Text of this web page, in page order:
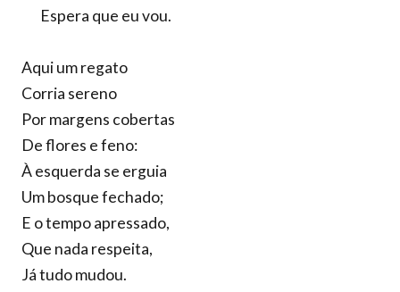
Espera que eu vou.
Aqui um regato
Corria sereno
Por margens cobertas
De flores e feno:
À esquerda se erguia
Um bosque fechado;
E o tempo apressado,
Que nada respeita,
Já tudo mudou.